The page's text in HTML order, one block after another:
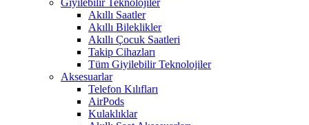
Giyilebilir Teknolojiler
Akıllı Saatler
Akıllı Bileklikler
Akıllı Çocuk Saatleri
Takip Cihazları
Tüm Giyilebilir Teknolojiler
Aksesuarlar
Telefon Kılıfları
AirPods
Kulaklıklar